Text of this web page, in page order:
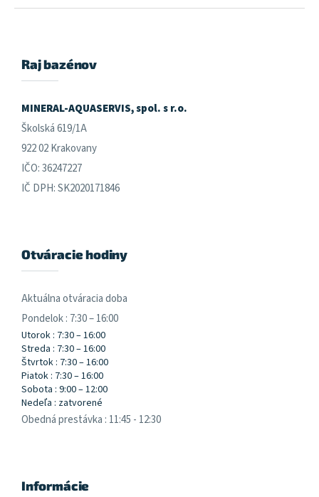
Raj bazénov
MINERAL-AQUASERVIS, spol. s r.o.
Školská 619/1A
922 02 Krakovany
IČO: 36247227
IČ DPH: SK2020171846
Otváracie hodiny
Aktuálna otváracia doba
Pondelok : 7:30 – 16:00
Utorok : 7:30 – 16:00
Streda : 7:30 – 16:00
Štvrtok : 7:30 – 16:00
Piatok : 7:30 – 16:00
Sobota : 9:00 – 12:00
Nedeľa : zatvorené
Obedná prestávka : 11:45 - 12:30
Informácie